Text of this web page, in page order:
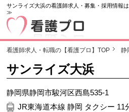
サンライズ大浜の看護師求人・募集・採用情報
≫
看護師求人・転職の【看護プロ】TOP 静
サンライズ大浜
静岡県静岡市駿河区西島535-1
JR東海道本線 静岡 タクシー 11